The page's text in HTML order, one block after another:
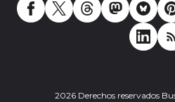
2026 Derechos reservados